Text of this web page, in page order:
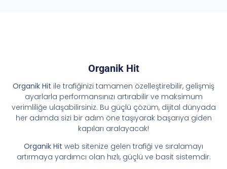
Organik Hit
Organik Hit ile trafiğinizi tamamen özelleştirebilir, gelişmiş
ayarlarla performansınızı artırabilir ve maksimum
verimliliğe ulaşabilirsiniz. Bu güçlü çözüm, dijital dünyada
her adımda sizi bir adım öne taşıyarak başarıya giden
kapıları aralayacak!
Organik Hit web sitenize gelen trafiği ve sıralamayı
artırmaya yardımcı olan hızlı, güçlü ve basit sistemdir.